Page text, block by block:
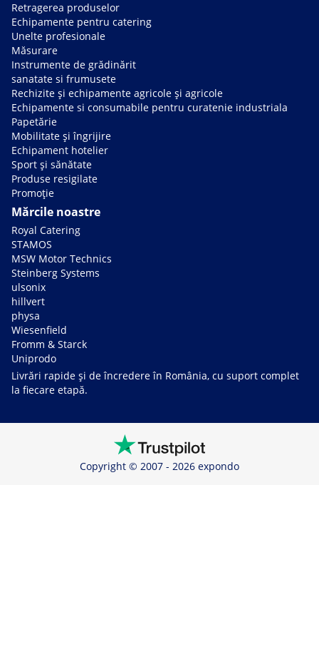
Retragerea produselor
Echipamente pentru catering
Unelte profesionale
Măsurare
Instrumente de grădinărit
sanatate si frumusete
Rechizite și echipamente agricole și agricole
Echipamente si consumabile pentru curatenie industriala
Papetărie
Mobilitate și îngrijire
Echipament hotelier
Sport și sănătate
Produse resigilate
Promoție
Mărcile noastre
Royal Catering
STAMOS
MSW Motor Technics
Steinberg Systems
ulsonix
hillvert
physa
Wiesenfield
Fromm & Starck
Uniprodo
Livrări rapide și de încredere în România, cu suport complet
la fiecare etapă.
Copyright © 2007 - 2026 expondo